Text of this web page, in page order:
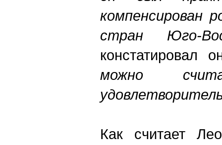
компенсирован
стран Юго-
констатировал
можно
Как считает